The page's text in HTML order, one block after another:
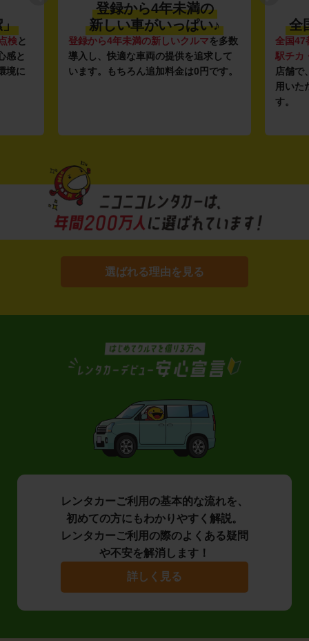
」
検と
感と
境に
登録から4年未満の
新しい車がいっぱい♪
登録から4年未満の新しいクルマを多数
導入し、快適な車両の提供を追求して
います。もちろん追加料金は0円です。
全
全国47
駅チカ
店舗で
用いた
す。
選ばれる理由を見る
レンタカーご利用の基本的な流れを、
初めての方にもわかりやすく解説。
レンタカーご利用の際のよくある疑問
や不安を解消します！
詳しく見る